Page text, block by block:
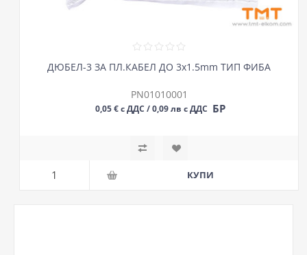
ДЮБЕЛ-3 ЗА ПЛ.КАБЕЛ ДО 3х1.5mm ТИП ФИБА
PN01010001
0,05 € с ДДС / 0,09 лв с ДДС БР